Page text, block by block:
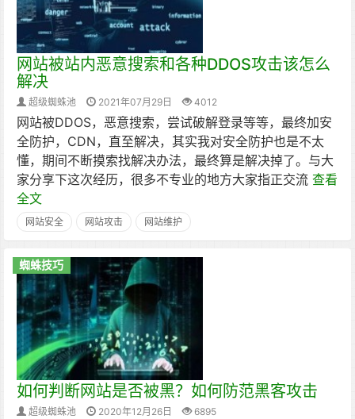
网站被站内恶意搜索和各种DDOS攻击该怎么
解决
超级蜘蛛池 2021年07月29日 4012
网站被DDOS，恶意搜索，尝试破解登录等等，最终加安
全防护，CDN，直至解决，其实我对安全防护也是不太
懂，期间不断摸索找解决办法，最终算是解决掉了。与大
家分享下这次经历，很多不专业的地方大家指正交流 查看
全文
网站安全 网站攻击 网站维护
蜘蛛技巧
如何判断网站是否被黑？如何防范黑客攻击
超级蜘蛛池 2020年12月26日 6895